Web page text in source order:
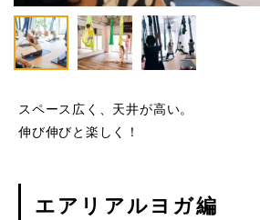
スペース広く、天井が高い。
伸び伸びと楽しく！
エアリアルヨガ編